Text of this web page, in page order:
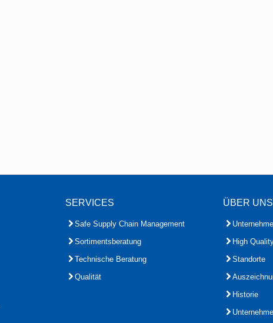
SERVICES
Safe Supply Chain Management
Sortimentsberatung
Technische Beratung
Qualität
ÜBER UNS
High
Standorte
Historie